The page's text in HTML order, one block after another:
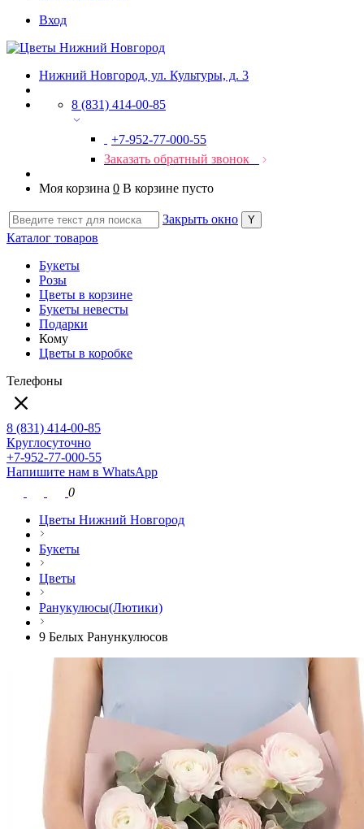
Вход
Нижний Новгород, ул. Культуры, д. 3
8 (831) 414-00-85
+7-952-77-000-55
Заказать обратный звонок
Моя корзина 0 В корзине пусто
Закрыть окно
Каталог товаров
Букеты
Розы
Цветы в корзине
Букеты невесты
Подарки
Кому
Цветы в коробке
Телефоны
8 (831) 414-00-85
Круглосуточно
+7-952-77-000-55
Напишите нам в WhatsApp
0
Цветы Нижний Новгород
Букеты
Цветы
Ранукулюсы(Лютики)
9 Белых Ранункулюсов